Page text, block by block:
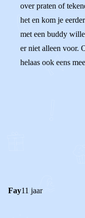
over praten of
het en kom je
met een buddy
er niet alleen voor.
helaas ook eens
Fay11 jaar